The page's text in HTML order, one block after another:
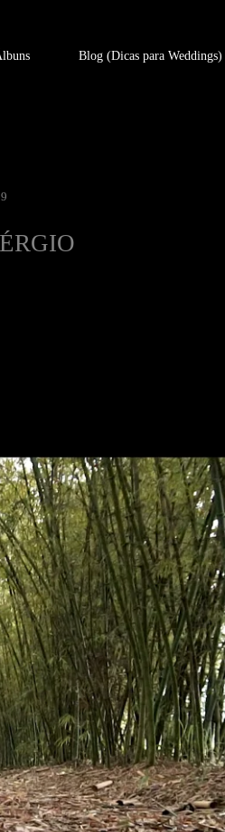
Blog (Dicas para Weddings)